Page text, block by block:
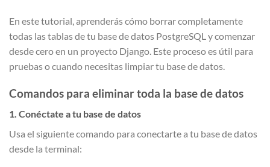
En este tutorial, aprenderás cómo borrar completamente
todas las tablas de tu base de datos PostgreSQL y comenzar
desde cero en un proyecto Django. Este proceso es útil para
pruebas o cuando necesitas limpiar tu base de datos.
Comandos para eliminar toda la base de datos
1. Conéctate a tu base de datos
Usa el siguiente comando para conectarte a tu base de datos
desde la terminal: